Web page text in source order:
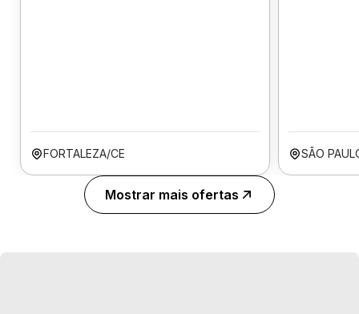
FORTALEZA/CE SÃO
Mostrar mais ofertas